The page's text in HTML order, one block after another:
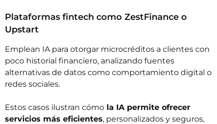
Plataformas fintech como ZestFinance o
Upstart
Emplean IA para otorgar microcréditos a clientes con
poco historial financiero, analizando fuentes
alternativas de datos como comportamiento digital o
redes sociales.
Estos casos ilustran cómo la IA permite ofrecer
servicios más eficientes, personalizados y seguros,